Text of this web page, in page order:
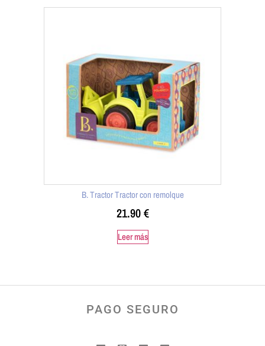
B. Tractor Tractor con remolque
21.90€
Leer más
PAGO SEGURO